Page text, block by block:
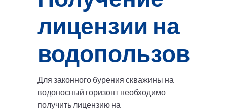
лицензии на
Для законного бурения скважины на
водоносный горизонт необходимо
получить лицензию на